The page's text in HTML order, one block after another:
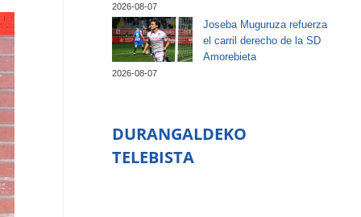
2026-08-07
Joseba Muguruza refuerza
el carril derecho de la SD
Amorebieta
2026-08-07
DURANGALDEKO
TELEBISTA